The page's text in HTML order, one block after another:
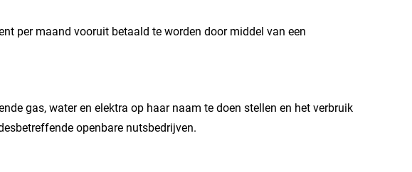
per maand vooruit betaald te worden door middel van een
gas, water en elektra op haar naam te doen stellen en het verbruik
openbare nutsbedrijven.